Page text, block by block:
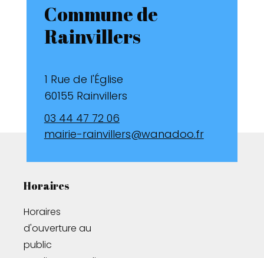
Commune de
Rainvillers
1 Rue de l'Église
60155 Rainvillers
03 44 47 72 06
mairie-rainvillers@wanadoo.fr
Horaires
Horaires
d'ouverture au
public